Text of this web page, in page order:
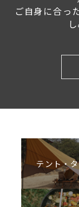
ご自身に合っ
テント・